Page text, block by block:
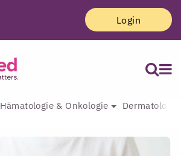
Login
Hämatologie & Onkologie